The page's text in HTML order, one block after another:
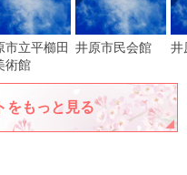
市立平櫛田
術館
井原市民会館 井
をもっと見る